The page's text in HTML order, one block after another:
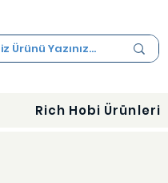
Rich Hobi Ürünleri